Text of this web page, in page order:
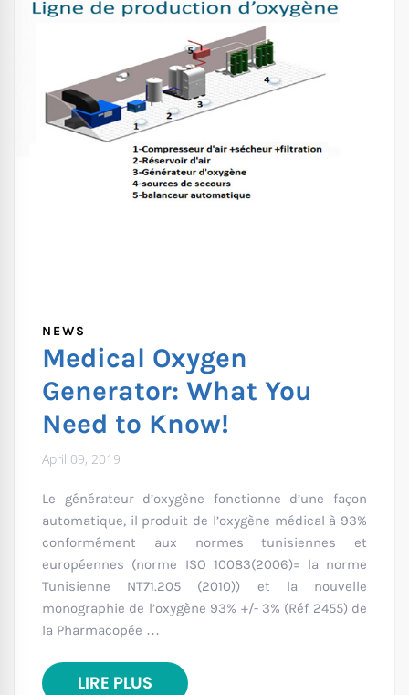
NEWS
Medical Oxygen
Generator: What You
Need to Know!
April 09, 2019
Le générateur d’oxygène fonctionne d’une façon
automatique, il produit de l’oxygène médical à 93%
conformément aux normes tunisiennes et
européennes (norme ISO 10083(2006)= la norme
Tunisienne NT71.205 (2010)) et la nouvelle
monographie de l’oxygène 93% +/- 3% (Réf 2455) de
la Pharmacopée …
LIRE PLUS